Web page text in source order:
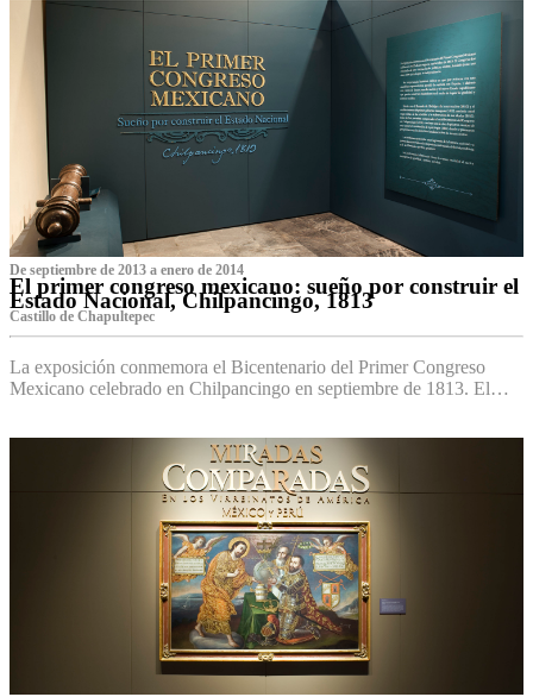
De septiembre de 2013 a enero de 2014
El primer congreso mexicano: sueño por construir el
Estado Nacional, Chilpancingo, 1813
Castillo de Chapultepec
La exposición conmemora el Bicentenario del Primer Congreso
Mexicano celebrado en Chilpancingo en septiembre de 1813. El…